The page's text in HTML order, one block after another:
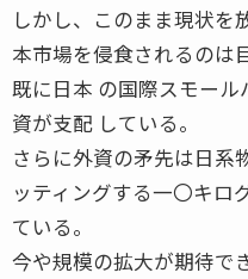
しかし、このまま現状を
本市場を侵食されるのは
既に日本 の国際スモー
資が支配 している。
さらに外資の矛先は日系
ッティングする一〇キロ
ている。
今や規模の拡大が期待で